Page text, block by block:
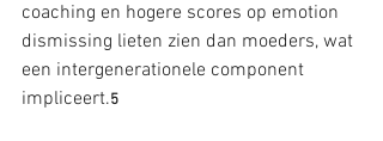
coaching en hogere scores op emotion
dismissing lieten zien dan moeders, wat
een intergenerationele component
impliceert.5